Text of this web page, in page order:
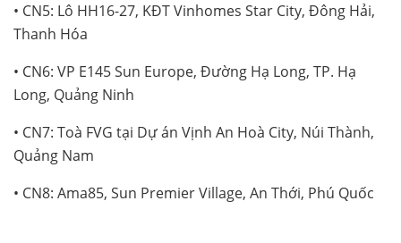
• CN5: Lô HH16-27, KĐT Vinhomes Star City, Đông Hải,
Thanh Hóa
• CN6: VP E145 Sun Europe, Đường Hạ Long, TP. Hạ
Long, Quảng Ninh
• CN7: Toà FVG tại Dự án Vịnh An Hoà City, Núi Thành,
Quảng Nam
• CN8: Ama85, Sun Premier Village, An Thới, Phú Quốc